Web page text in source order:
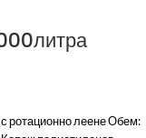
ротационно леене Обем: